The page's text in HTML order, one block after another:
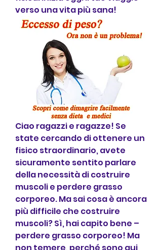
verso una vita più sana!
Ciao ragazzi e ragazze! Se
state cercando di ottenere un
fisico straordinario, avete
sicuramente sentito parlare
della necessità di costruire
muscoli e perdere grasso
corporeo. Ma sai cosa è ancora
più difficile che costruire
muscoli? Sì, hai capito bene –
perdere grasso corporeo! Ma
non temere, perché sono qui